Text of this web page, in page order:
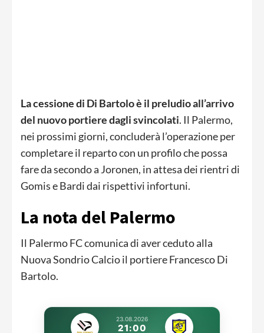
La cessione di Di Bartolo è il preludio all’arrivo
del nuovo portiere dagli svincolati. Il Palermo,
nei prossimi giorni, concluderà l’operazione per
completare il reparto con un profilo che possa
fare da secondo a Joronen, in attesa dei rientri di
Gomis e Bardi dai rispettivi infortuni.
La nota del Palermo
Il Palermo FC comunica di aver ceduto alla
Nuova Sondrio Calcio il portiere Francesco Di
Bartolo.
23.08.2026
21:00